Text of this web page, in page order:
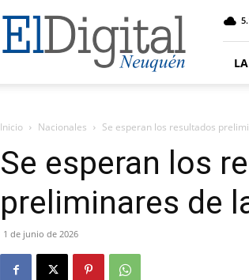
El
Digital
Neuquen
Inicio Nacionales Se esperan los resultados
Se esperan los
preliminares de
1 de junio de 2026